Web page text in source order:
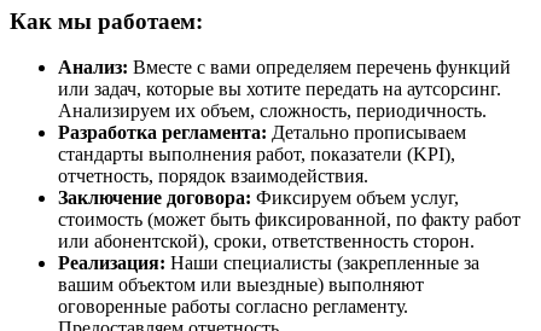
Как мы работаем:
Анализ: Вместе с вами определяем перечень функций
или задач, которые вы хотите передать на аутсорсинг.
Анализируем их объем, сложность, периодичность.
Разработка регламента: Детально прописываем
стандарты выполнения работ, показатели (KPI),
отчетность, порядок взаимодействия.
Заключение договора: Фиксируем объем услуг,
стоимость (может быть фиксированной, по факту работ
или абонентской), сроки, ответственность сторон.
Реализация: Наши специалисты (закрепленные за
вашим объектом или выездные) выполняют
оговоренные работы согласно регламенту.